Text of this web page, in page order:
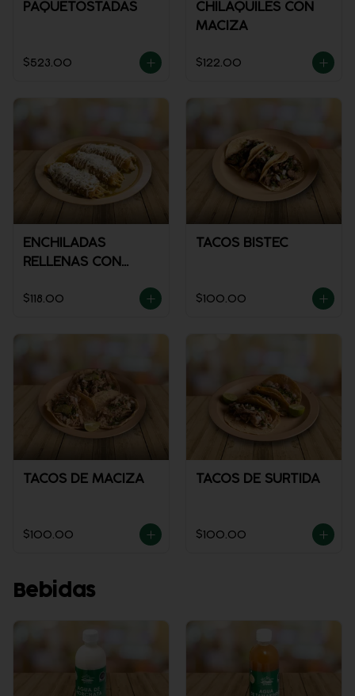
PAQUETOSTADAS
$523.00
CHILAQUILES CON
MACIZA
$122.00
ENCHILADAS
RELLENAS CON
$118.00
TACOS BISTEC
$100.00
TACOS DE MACIZA
$100.00
TACOS DE SURTIDA
$100.00
Bebidas